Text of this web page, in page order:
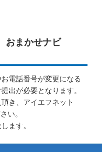
おまかせナビ
電話番号が変更になる
出が必要となります。
頂き、アイエフネット
い。
ます。